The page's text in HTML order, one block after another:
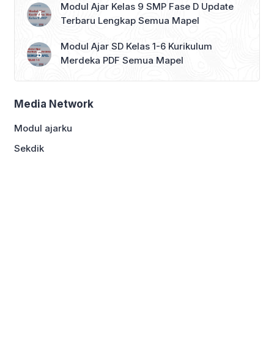
Modul Ajar Kelas 9 SMP Fase D Update
Terbaru Lengkap Semua Mapel
Modul Ajar SD Kelas 1-6 Kurikulum
Merdeka PDF Semua Mapel
Media Network
Modul ajarku
Sekdik